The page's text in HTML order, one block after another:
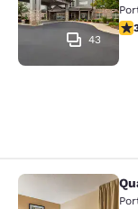
43
Quality Inn